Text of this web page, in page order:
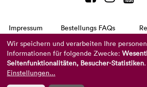
Impressum Bestellungs FAQs
AGB
Datenschutzerklärung
Telefon:+49 8104 8873-
(Mo-Do: 9-16 Uhr und Fr: 9-
Wir speichern und verarbeiten Ihre
Informationen für folgende Zwecke:
Seitenfunktionalitäten, Besucher-Statistiken.
Einstellungen...